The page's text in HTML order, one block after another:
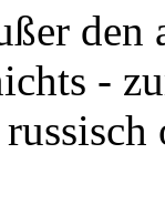
den
-